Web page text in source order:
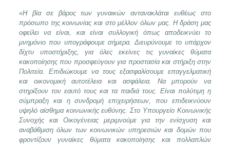
«Η βία σε βάρος των γυναικών αντανακλάται ευθέως στο
πρόσωπο της κοινωνίας και στο μέλλον όλων μας. Η δράση μας
οφείλει να είναι, και είναι συλλογική όπως αποδεικνύει το
μνημόνιο που υπογράφουμε σήμερα. Διευρύνουμε το υπάρχον
δίχτυ υποστήριξης, για όλες εκείνες τις γυναίκες θύματα
κακοποίησης που προσφεύγουν για προστασία και στήριξη στην
Πολιτεία. Επιδιώκουμε να τους εξασφαλίσουμε επαγγελματική
και οικονομική αυτοτέλεια και ασφάλεια. Να μπορούν να
στηρίξουν τον εαυτό τους και τα παιδιά τους. Είναι πολύτιμη η
σύμπραξη και η συνδρομή επιχειρήσεων, που επιδεικνύουν
υψηλό αίσθημα κοινωνικής ευθύνης. Στο Υπουργείο Κοινωνικής
Συνοχής και Οικογένειας μεριμνούμε για την ενίσχυση και
αναβάθμιση όλων των κοινωνικών υπηρεσιών και δομών που
φροντίζουν γυναίκες θύματα κακοποίησης και πολλαπλών